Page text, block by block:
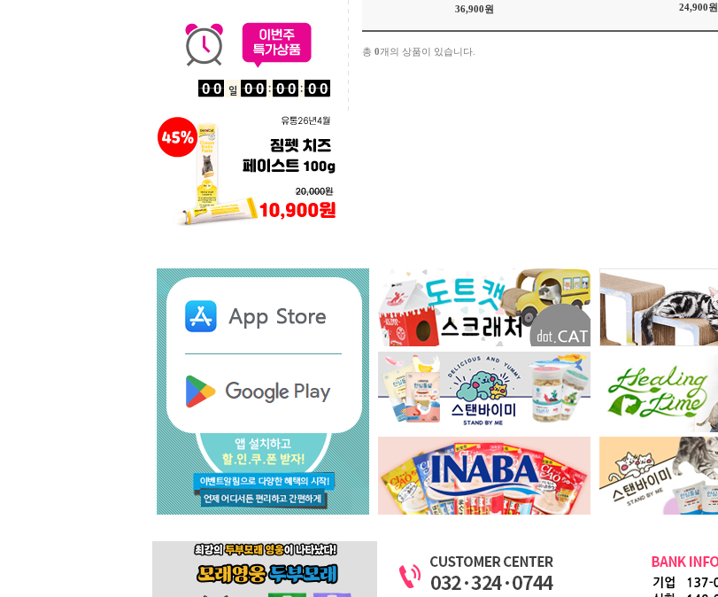
36,900원
24,900원
총 0개의 상품이 있습니다.